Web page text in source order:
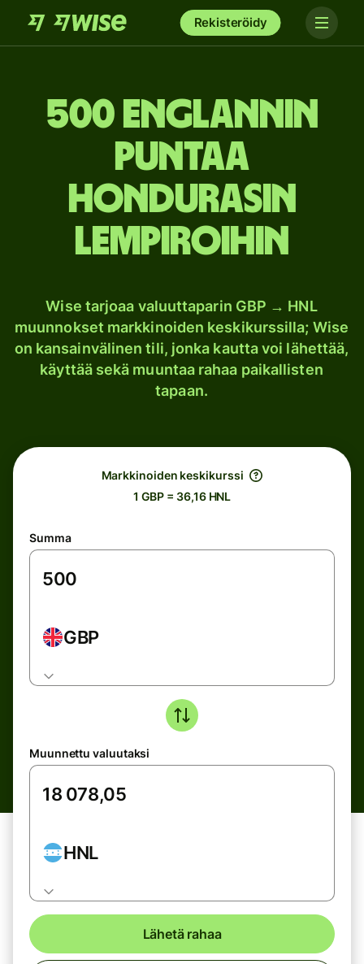
Rekisteröidy
500 Englannin
puntaa
Hondurasin
lempiroihin
Wise tarjoaa valuuttaparin GBP → HNL
muunnokset markkinoiden keskikurssilla; Wise
on kansainvälinen tili, jonka kautta voi lähettää,
käyttää sekä muuntaa rahaa paikallisten
tapaan.
Markkinoiden keskikurssi
1 GBP = 36,16 HNL
Summa
GBP
Muunnettu valuutaksi
HNL
Lähetä rahaa